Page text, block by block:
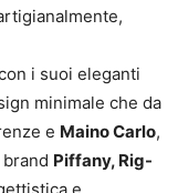
i suoi eleganti
minimale che da
e Maino Carlo,
Piffany, Rig-